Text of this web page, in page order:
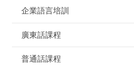
企業語言培訓
廣東話課程
普通話課程